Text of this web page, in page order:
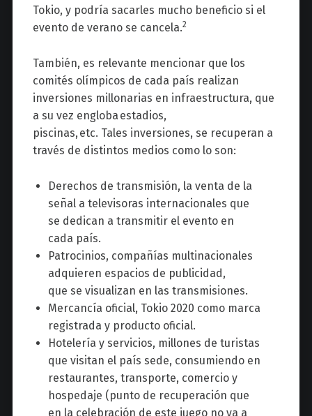
Tokio, y podría sacarles mucho beneficio si el
evento de verano se cancela.2
También, es relevante mencionar que los
comités olímpicos de cada país realizan
inversiones millonarias en infraestructura, que
a su vez engloba estadios,
piscinas, etc. Tales inversiones, se recuperan a
través de distintos medios como lo son:
Derechos de transmisión, la venta de la
señal a televisoras internacionales que
se dedican a transmitir el evento en
cada país.
Patrocinios, compañías multinacionales
adquieren espacios de publicidad,
que se visualizan en las transmisiones.
Mercancía oficial, Tokio 2020 como marca
registrada y producto oficial.
Hotelería y servicios, millones de turistas
que visitan el país sede, consumiendo en
restaurantes, transporte, comercio y
hospedaje (punto de recuperación que
en la celebración de este juego no va a